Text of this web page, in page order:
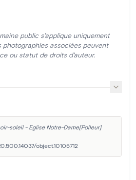
public s'applique uniquement
photographies associées peuvent
ou statut de droits d'auteur.
soleil - Eglise Notre-Dame[Polleur]
object.10105712